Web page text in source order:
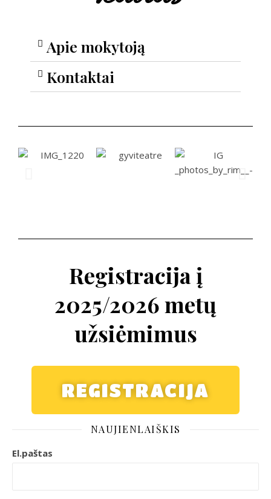
Apie mokytoją
Kontaktai
Registracija į
2025/2026 metų
užsiėmimus
REGISTRACIJA
NAUJIENLAIŠKIS
El.paštas